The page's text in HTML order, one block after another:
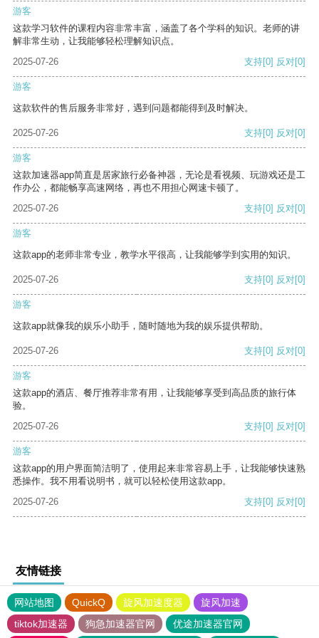
游客
这款学习软件的课程内容非常丰富，涵盖了各个学科的知识。老师的讲
解非常生动，让我能够轻松理解知识点。
2025-07-26
支持[0] 反对[0]
游客
这款软件的售后服务非常好，遇到问题都能得到及时解决。
2025-07-26 支持[0] 反对[0]
游客
这款加速器app简直是居家旅行必备神器，无论是看视频、玩游戏还是工
作办公，都能畅享高速网络，再也不用担心网速卡顿了。
2025-07-26
支持[0] 反对[0]
游客
这款app的老师非常专业，教学水平很高，让我能够学到实用的知识。
2025-07-26 支持[0] 反对[0]
游客
这款app就像我的娱乐小助手，随时随地为我的娱乐提供帮助。
2025-07-26 支持[0] 反对[0]
游客
这款app的酒店、餐厅推荐非常有用，让我能够享受到高品质的旅行体
验。
2025-07-26
支持[0] 反对[0]
游客
这款app的用户界面简洁明了，使用起来非常容易上手，让我能够快速熟
悉操作。我不用看说明书，就可以轻松使用这款app。
2025-07-26
支持[0] 反对[0]
友情链接
网站地图 QuickQ 旋风加速度器
旋风加速
tiktok加速器
狗急加速器官网 优途加速器官网